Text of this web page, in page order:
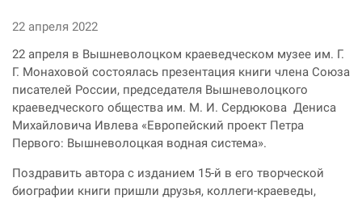
22 апреля 2022
22 апреля в Вышневолоцком краеведческом музее им. Г.
Г. Монаховой состоялась презентация книги члена Союза
писателей России, председателя Вышневолоцкого
краеведческого общества им. М. И. Сердюкова Дениса
Михайловича Ивлева «Европейский проект Петра
Первого: Вышневолоцкая водная система».
Поздравить автора с изданием 15-й в его творческой
биографии книги пришли друзья, коллеги-краеведы,